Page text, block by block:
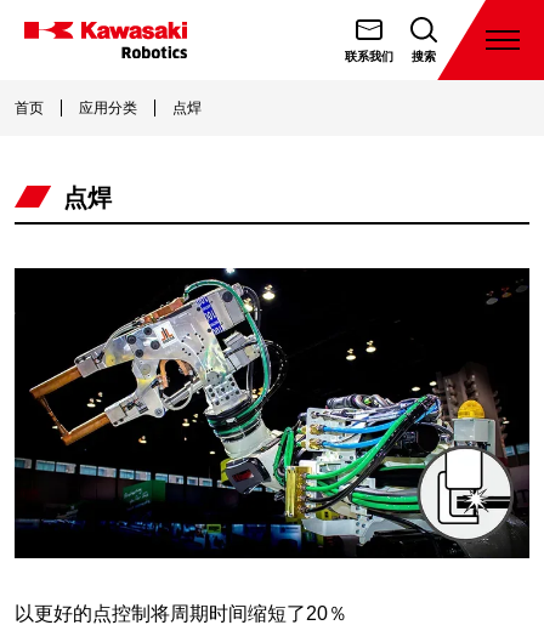
内 崎
人
津）
司
联系我们 搜索
打
首页 应用分类 点焊
点焊
以更好的点控制将周期时间缩短了20％